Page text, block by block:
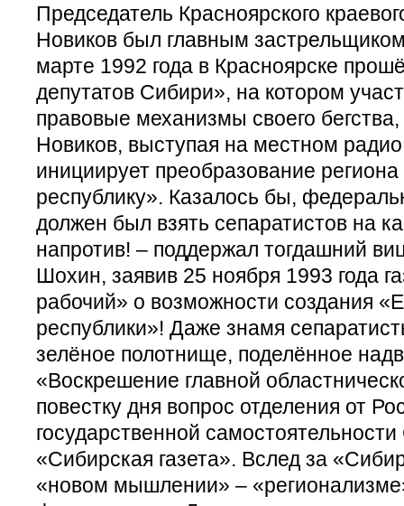
Председатель Красноярского
Новиков был главным
марте 1992 года в Красноярске
депутатов Сибири», на котором
правовые механизмы своего
Новиков, выступая на местном
инициирует преобразование
республику». Казалось бы,
должен был взять сепаратистов на
напротив! – поддержал тогдашний
Шохин, заявив 25 ноября 1993 года
рабочий» о возможности создания
республики»! Даже знамя
зелёное полотнище, поделённое
«Воскрешение главной
повестку дня вопрос отделения от
государственной
«Сибирская газета». Вслед за
«новом мышлении» –